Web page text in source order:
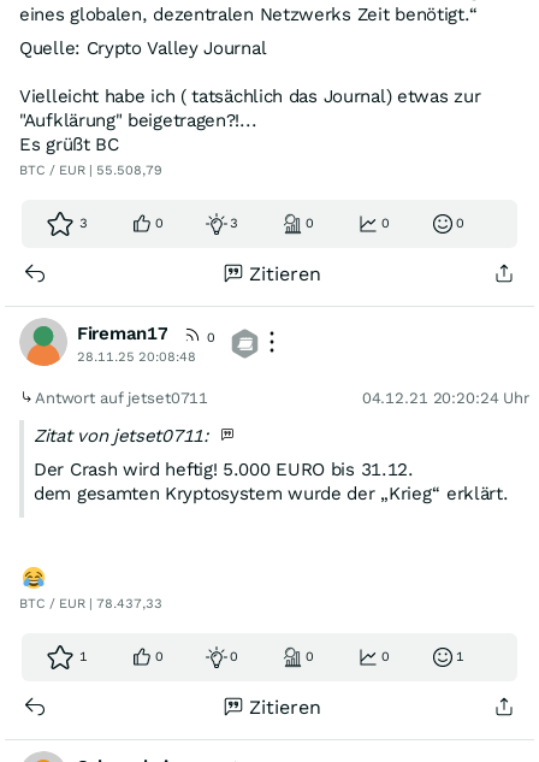
eines globalen, dezentralen Netzwerks Zeit benötigt.“
Quelle: Crypto Valley Journal
Vielleicht habe ich ( tatsächlich das Journal) etwas zur
"Aufklärung" beigetragen?!...
Es grüßt BC
BTC / EUR | 55.508,79
3 0 3 0 0 0
Zitieren
Fireman17
0
28.11.25 20:08:48
Antwort auf jetset0711 04.12.21 20:20:24 Uhr
Zitat von jetset0711:
Der Crash wird heftig! 5.000 EURO bis 31.12.
dem gesamten Kryptosystem wurde der „Krieg“ erklärt.
BTC / EUR | 78.437,33
1 0 0 0 0 1
Zitieren